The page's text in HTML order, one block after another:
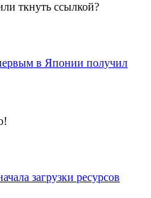
ткнуть ссылкой?
в Японии получил
загрузки ресурсов